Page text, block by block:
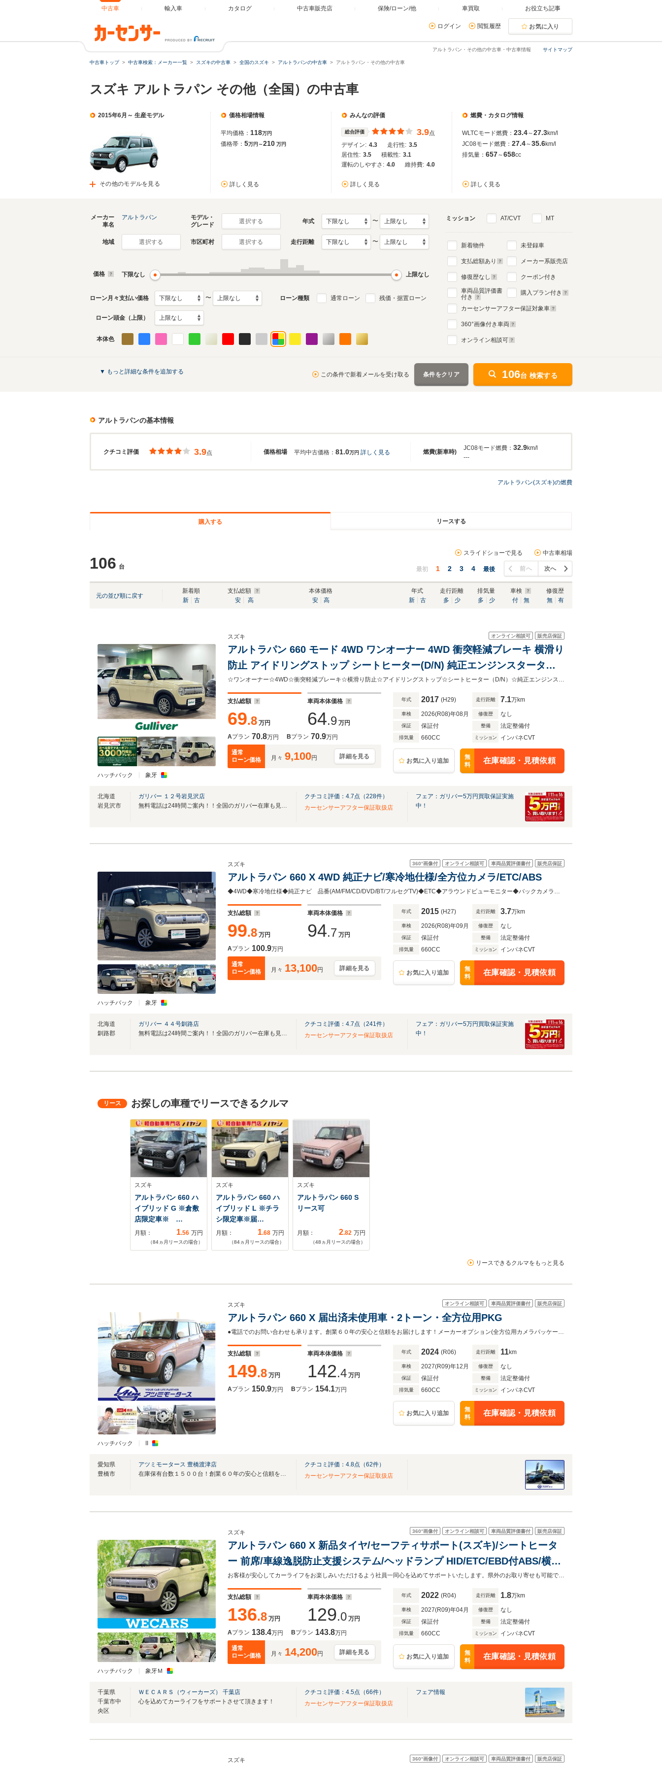
中古車 輸入車 カタログ 中古車販売店 保険/ローン/他 車買取 お役立ち記事
ログイン 閲覧履歴 お気に入り
サイトマップ
アルトラパン・その他の中古車・中古車情報
中古車トップ 中古車検索：メーカー一覧 スズキの中古車 全国のスズキ アルトラパンの中古車 アルトラパン・その他の中古車
スズキ アルトラパン その他（全国）の中古車
2015年6月～ 生産モデル
その他のモデルを見る
価格相場情報
平均価格： 118万円
価格帯： 5万円～210 万円
詳しく見る
みんなの評価
総合評価 3.9点
デザイン: 4.3 走行性: 3.5
居住性: 3.5 積載性: 3.1
運転のしやすさ: 4.0 維持費: 4.0
詳しく見る
燃費・カタログ情報
WLTCモード燃費： 23.4～27.3km/l
JC08モード燃費： 27.4～35.6km/l
排気量： 657～658cc
詳しく見る
生産モデル
2002年1月～2008年10月
生産モデル
アルトラパンのカタログを見る
メーカー
車名
アルトラパン
モデル・
グレード
選択する 年式 〜
地域 選択する 市区町村 選択する 走行距離 〜
価格 下限なし 上限なし
ローン月々支払い価格 〜 ローン種類 通常ローン 残価・据置ローン
ローン頭金（上限）
本体色
ミッション AT/CVT MT
新着物件
支払総額あり
修復歴なし
車両品質評価書
付き
未登録車
メーカー系販売店
クーポン付き
購入プラン付き
カーセンサーアフター保証対象車
360°画像付き車両
オンライン相談可
▼ もっと詳細な条件を追加する この条件で新着メールを受け取る 条件をクリア 106台 検索する
アルトラパンの基本情報
クチコミ評価 価格相場 燃費(新車時)
3.9点 平均中古価格： 81.0万円 詳しく見る
JC08モード燃費： 32.9km/l
---
アルトラパン(スズキ)の燃費
購入する リースする
106 台
スライドショーで見る 中古車相場
最初 1 2 3 4 最後 前へ 次へ
元の並び順に戻す
新着順
新
古
支払総額
安
高
本体価格
安
高
年式
新
古
走行距離
多
少
排気量
多
少
車検
付
無
修復歴
無
有
ハッチバック 象牙
オンライン相談可 販売店保証
スズキ
アルトラパン 660 モード 4WD ワンオーナー 4WD 衝突軽減ブレーキ 横滑り
防止 アイドリングストップ シートヒーター(D/N) 純正エンジンスターター
純正オーディオ CD/AUX/FM/AM プッシュスタート スマートキー×2 純正フ
ロアマット
☆ワンオーナー☆4WD☆衝突軽減ブレーキ☆横滑り防止☆アイドリングストップ☆シートヒーター（D/N）☆純正エンジンスターター☆純正オーディオ☆CD/AUX/FM/AM☆プッシュスタート☆ス
支払総額
69.8 万円
車両本体価格
64.9 万円
Aプラン 70.8万円 Bプラン 70.9万円
通常
ローン価格
月々 9,100円 詳細を見る
年式 2017 (H29) 走行距離 7.1万km
車検 2026(R08)年08月 修復歴 なし
保証 保証付 整備 法定整備付
排気量 660CC ミッション インパネCVT
お気に入り追加
無
料
在庫確認・見積依頼
北海道
岩見沢市
ガリバー １２号岩見沢店
無料電話は24時間ご案内！！全国のガリバー在庫も見たい方は一括照会が可能です！
クチコミ評価： 4.7点（228件）
カーセンサーアフター保証取扱店
フェア：ガリバー5万円買取保証実施
中！
ハッチバック 象牙
360°画像付 オンライン相談可 車両品質評価書付 販売店保証
スズキ
アルトラパン 660 X 4WD 純正ナビ/寒冷地仕様/全方位カメラ/ETC/ABS
◆4WD◆寒冷地仕様◆純正ナビ 品番(AM/FM/CD/DVD/BT/フルセグTV)◆ETC◆アラウンドビューモニター◆バックカメラ◆前席シートヒーター◆純正14インチAW◆純正フロアマット◆ドアバイザ
支払総額
99.8 万円
車両本体価格
94.7 万円
Aプラン 100.9万円
通常
ローン価格
月々 13,100円 詳細を見る
年式 2015 (H27) 走行距離 3.7万km
車検 2026(R08)年09月 修復歴 なし
保証 保証付 整備 法定整備付
排気量 660CC ミッション インパネCVT
お気に入り追加
無
料
在庫確認・見積依頼
北海道
釧路郡
ガリバー ４４号釧路店
無料電話は24時間ご案内！！全国のガリバー在庫も見たい方は一括照会が可能です！
クチコミ評価： 4.7点（241件）
カーセンサーアフター保証取扱店
フェア：ガリバー5万円買取保証実施
中！
お探しの車種でリースできるクルマ
スズキ
アルトラパン 660 ハ
イブリッド G ※倉敷
店限定車※ …
月額： 1.56 万円
（84ヵ月リースの場合）
スズキ
アルトラパン 660 ハ
イブリッド L ※チラ
シ限定車※届…
月額： 1.68 万円
（84ヵ月リースの場合）
スズキ
アルトラパン 660 S
リース可
月額： 2.82 万円
（48 ヵ月リースの場合）
リースできるクルマをもっと見る
ハッチバック II
オンライン相談可 車両品質評価書付 販売店保証
スズキ
アルトラパン 660 X 届出済未使用車・2トーン・全方位用PKG
支払総額
149.8 万円
車両本体価格
142.4 万円
Aプラン 150.9万円 Bプラン 154.1万円
年式 2024 (R06) 走行距離 11km
車検 2027(R09)年12月 修復歴 なし
保証 保証付 整備 法定整備付
排気量 660CC ミッション インパネCVT
お気に入り追加
無
料
在庫確認・見積依頼
愛知県
豊橋市
アツミモータース 豊橋渡津店
クチコミ評価： 4.8点（62件）
カーセンサーアフター保証取扱店
ハッチバック 象牙Ｍ
360°画像付 オンライン相談可 車両品質評価書付 販売店保証
スズキ
アルトラパン 660 X 新品タイヤ/セーフティサポート(スズキ)/シートヒータ
ー 前席/車線逸脱防止支援システム/ヘッドランプ HID/ETC/EBD付ABS/横滑
り防止装置/アイドリングストップ
支払総額
136.8 万円
車両本体価格
129.0 万円
Aプラン 138.4万円 Bプラン 143.8万円
通常
ローン価格
月々 14,200円 詳細を見る
年式 2022 (R04) 走行距離 1.8万km
車検 2027(R09)年04月 修復歴 なし
保証 保証付 整備 法定整備付
排気量 660CC ミッション インパネCVT
お気に入り追加
無
料
在庫確認・見積依頼
千葉県
千葉市中
央区
ＷＥＣＡＲＳ（ウィーカーズ） 千葉店
心を込めてカーライフをサポートさせて頂きます！
クチコミ評価： 4.5点（66件）
カーセンサーアフター保証取扱店
フェア情報
360°画像付 オンライン相談可 車両品質評価書付 販売店保証
スズキ